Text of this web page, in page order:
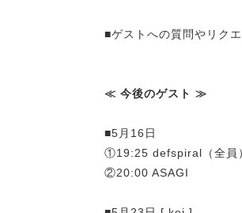
■ゲストへの質問やリク
≪ 今後のゲスト ≫
■5月16日
①19:25 defspiral（全員
②20:00 ASAGI